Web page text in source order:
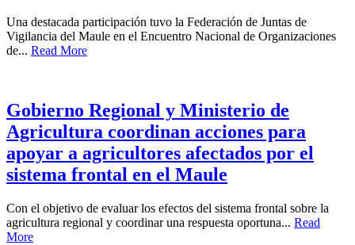
Una destacada participación tuvo la Federación de Juntas de
Vigilancia del Maule en el Encuentro Nacional de Organizaciones
de... Read More
Gobierno Regional y Ministerio de
Agricultura coordinan acciones para
apoyar a agricultores afectados por el
sistema frontal en el Maule
Con el objetivo de evaluar los efectos del sistema frontal sobre la
agricultura regional y coordinar una respuesta oportuna... Read
More